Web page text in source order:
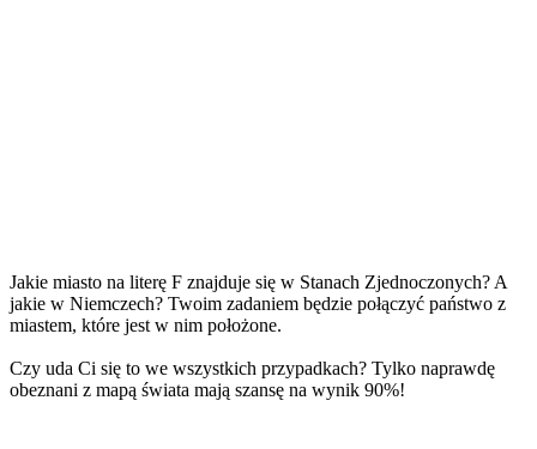
Jakie miasto na literę F znajduje się w Stanach Zjednoczonych? A
jakie w Niemczech? Twoim zadaniem będzie połączyć państwo z
miastem, które jest w nim położone.
Czy uda Ci się to we wszystkich przypadkach? Tylko naprawdę
obeznani z mapą świata mają szansę na wynik 90%!